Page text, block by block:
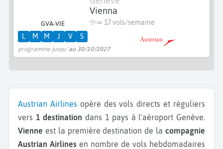
GVA-VIE
Vienna
≃ 17 vols/semaine
programme jusqu'au 30/10/2027
L M M J V S
Austrian Airlines opère des vols directs et réguliers
vers 1 destination dans 1 pays à l'aéroport Genève.
Vienne est la première destination de la compagnie
Austrian Airlines en nombre de vols hebdomadaires